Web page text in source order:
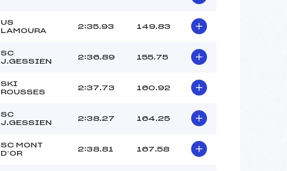
US
LAMOURA
2:35.93 149.83
SC
J.GESSIEN
2:36.89 155.75
SKI
ROUSSES
2:37.73 160.92
SC
J.GESSIEN
2:38.27 164.25
SC MONT
D’OR
2:38.81 167.58